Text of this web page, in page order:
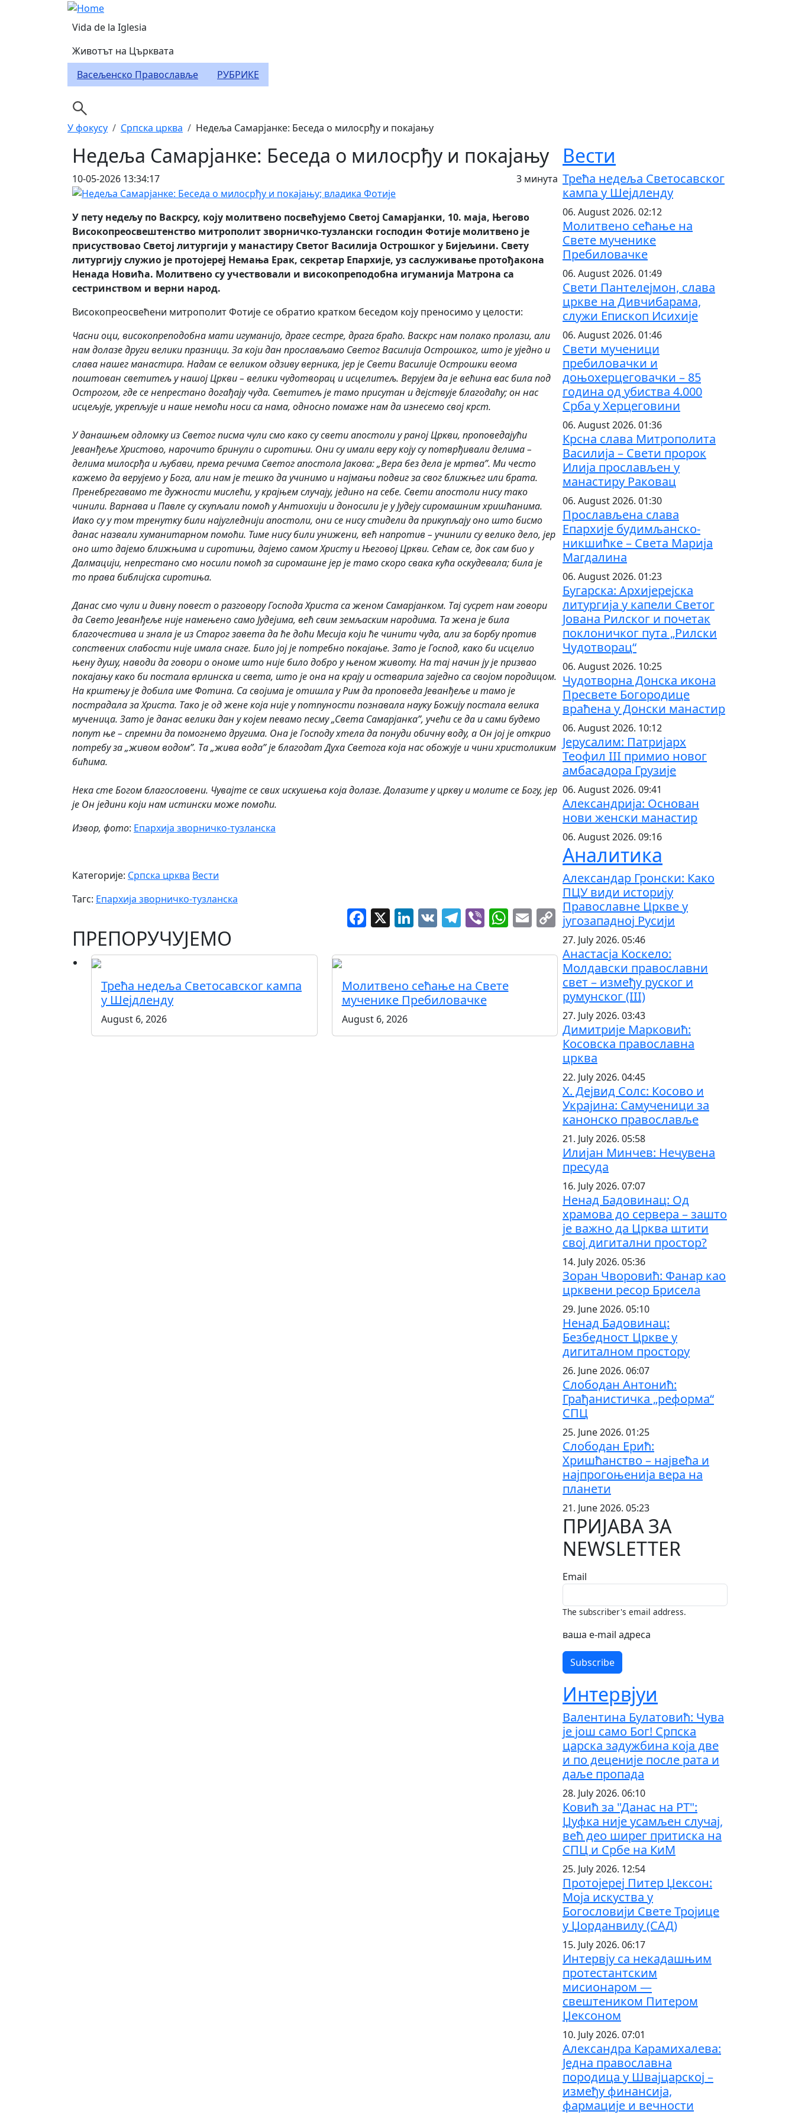
Skip to main content
Header Category Menu
Vida de la Iglesia
Животът на Църквата
Васељенско Православље
РУБРИКЕ
Breadcrumb
У фокусу Српска црква Недеља Самарјанке: Беседа о милосрђу и покајању
Недеља Самарјанке: Беседа о милосрђу и покајању
10-05-2026 13:34:17 3 минута
У пету недељу по Васкрсу, коју молитвено посвећујемо Светој Самарјанки, 10. маja, Његово
Високопреосвештенство митрополит зворничко-тузлански господин Фотије молитвено је
присуствовао Светој литургији у манастиру Светог Василија Острошког у Бијељини. Свету
литургију служио је протојереј Немања Ерак, секретар Епархије, уз саслуживање протођакона
Ненада Новића. Молитвено су учествовали и високопреподобна игуманија Матрона са
сестринством и верни народ.
Високопреосвећени митрополит Фотије се обратио кратком беседом коју преносимо у целости:
Часни оци, високопреподобна мати игуманијо, драге сестре, драга браћо. Васкрс нам полако пролази, али
нам долазе други велики празници. За који дан прослављамо Светог Василија Острошког, што је уједно и
слава нашег манастира. Надам се великом одзиву верника, јер је Свети Василије Острошки веома
поштован светитељ у нашој Цркви – велики чудотворац и исцелитељ. Верујем да је већина вас била под
Острогом, где се непрестано догађају чуда. Светитељ је тамо присутан и дејствује благодаћу; он нас
исцељује, укрепљује и наше немоћи носи са нама, односно помаже нам да изнесемо свој крст.
У данашњем одломку из Светог писма чули смо како су свети апостоли у раној Цркви, проповедајући
Јеванђеље Христово, нарочито бринули о сиротињи. Они су имали веру коју су потврђивали делима –
делима милосрђа и љубави, према речима Светог апостола Јакова: „Вера без дела је мртва”. Ми често
кажемо да верујемо у Бога, али нам је тешко да учинимо и најмањи подвиг за свог ближњег или брата.
Пренебрегавамо те дужности мислећи, у крајњем случају, једино на себе. Свети апостоли нису тако
чинили. Варнава и Павле су скупљали помоћ у Антиохији и доносили је у Јудеју сиромашним хришћанима.
Иако су у том тренутку били најугледнији апостоли, они се нису стидели да прикупљају оно што бисмо
данас назвали хуманитарном помоћи. Тиме нису били унижени, већ напротив – учинили су велико дело, јер
оно што дајемо ближњима и сиротињи, дајемо самом Христу и Његовој Цркви. Сећам се, док сам био у
Далмацији, непрестано смо носили помоћ за сиромашне јер је тамо скоро свака кућа оскудевала; била је
то права библијска сиротиња.
Данас смо чули и дивну повест о разговору Господа Христа са женом Самарјанком. Тај сусрет нам говори
да Свето Јеванђеље није намењено само Јудејима, већ свим земљаским народима. Та жена је била
благочестива и знала је из Старог завета да ће доћи Месија који ће чинити чуда, али за борбу против
сопствених слабости није имала снаге. Било јој је потребно покајање. Зато је Господ, како би исцелио
њену душу, наводи да говори о ономе што није било добро у њеном животу. На тај начин ју је призвао
покајању како би постала врлинска и света, што је она на крају и остварила заједно са својом породицом.
На крштењу је добила име Фотина. Са својима је отишла у Рим да проповеда Јеванђеље и тамо је
пострадала за Христа. Тако је од жене која није у потпуности познавала науку Божију постала велика
мученица. Зато је данас велики дан у којем певамо песму „Света Самарјанка”, учећи се да и сами будемо
попут ње – спремни да помогнемо другима. Она је Господу хтела да понуди обичну воду, а Он јој је открио
потребу за „живом водом”. Та „жива вода” је благодат Духа Светога која нас обожује и чини христоликим
бићима.
Нека сте Богом благословени. Чувајте се свих искушења која долазе. Долазите у цркву и молите се Богу, јер
је Он једини који нам истински може помоћи.
Извор, фото: Епархија зворничко-тузланска
Категорије: Српска црква Вести
Тагс: Епархија зворничко-тузланска
Facebook
X LinkedIn
VK Telegram
ViberWhatsApp
EmailCopy
Link
ПРЕПОРУЧУЈЕМО
Трећа недеља Светосавског кампа
у Шејдленду
August 6, 2026
Молитвено сећање на Свете
мученике Пребиловачке
August 6, 2026
Вести
Трећа недеља Светосавског
кампа у Шејдленду
06. August 2026. 02:12
Молитвено сећање на
Свете мученике
Пребиловачке
06. August 2026. 01:49
Свети Пантелејмон, слава
цркве на Дивчибарама,
служи Епископ Исихије
06. August 2026. 01:46
Свети мученици
пребиловачки и
доњохерцеговачки – 85
година од убиства 4.000
Срба у Херцеговини
06. August 2026. 01:36
Крсна слава Митрополита
Василија – Свети пророк
Илија прослављен у
манастиру Раковац
06. August 2026. 01:30
Прослављена слава
Епархије будимљанско-
никшићке – Света Марија
Магдалина
06. August 2026. 01:23
Бугарска: Архијерејска
литургија у капели Светог
Јована Рилског и почетак
поклоничког пута „Рилски
Чудотворац“
06. August 2026. 10:25
Чудотворна Донска икона
Пресвете Богородице
враћена у Донски манастир
06. August 2026. 10:12
Јерусалим: Патријарх
Теофил III примио новог
амбасадора Грузије
06. August 2026. 09:41
Александрија: Основан
нови женски манастир
06. August 2026. 09:16
Аналитика
Александар Гронски: Како
ПЦУ види историју
Православне Цркве у
југозападној Русији
27. July 2026. 05:46
Анастасја Коскело:
Молдавски православни
свет – између руског и
румунског (III)
27. July 2026. 03:43
Димитрије Марковић:
Косовска православна
црква
22. July 2026. 04:45
Х. Дејвид Солс: Косово и
Украјина: Самученици за
канонско православље
21. July 2026. 05:58
Илијан Минчев: Нечувена
пресуда
16. July 2026. 07:07
Ненад Бадовинац: Од
храмова до сервера – зашто
је важно да Црква штити
свој дигитални простор?
14. July 2026. 05:36
Зоран Чворовић: Фанар као
црквени ресор Брисела
29. June 2026. 05:10
Ненад Бадовинац:
Безбедност Цркве у
дигиталном простору
26. June 2026. 06:07
Слободан Антонић:
Грађанистичка „реформа“
СПЦ
25. June 2026. 01:25
Слободан Ерић:
Хришћанство – највећа и
најпрогоњенија вера на
планети
21. June 2026. 05:23
ПРИЈАВА ЗА
NEWSLETTER
Email
The subscriber's email address.
ваша е-mail адреса
Интервјуи
Валентина Булатовић: Чува
је још само Бог! Српска
царска задужбина која две
и по деценије после рата и
даље пропада
28. July 2026. 06:10
Ковић за "Данас на РТ":
Џуфка није усамљен случај,
већ део ширег притиска на
СПЦ и Србе на КиМ
25. July 2026. 12:54
Протојереј Питер Џексон:
Моја искуства у
Богословији Свете Тројице
у Џорданвилу (САД)
15. July 2026. 06:17
Интервју са некадашњим
протестантским
мисионаром —
свештеником Питером
Џексоном
10. July 2026. 07:01
Александра Карамихалева:
Једна православна
породица у Швајцарској –
између финансија,
фармације и вечности